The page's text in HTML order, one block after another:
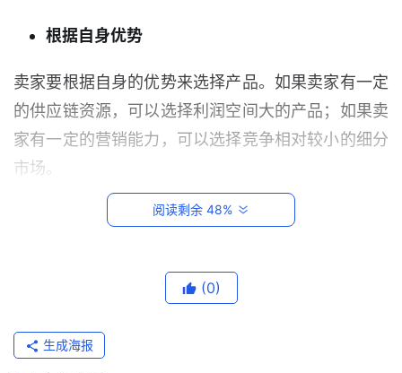
跨
根据自身优势
卖家要根据自身的优势来选择产品。如果卖家有一定
的供应链资源，可以选择利润空间大的产品；如果卖
家有一定的营销能力，可以选择竞争相对较小的细分
市场。
合自身店铺定位、易于销售、利润空间大的的产品。
电商选品的技巧
阅读剩余 48%
(0)
生成海报